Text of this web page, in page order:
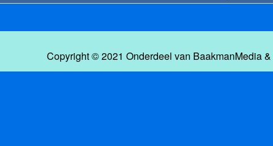
Copyright © 2021 Onderdeel van BaakmanMedia&